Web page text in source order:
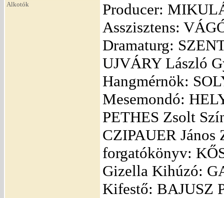
Alkotók
Producer:
Asszisztens:
Dramaturg:
UJVÁRY László
Hangmérnök:
Mesemondó:
PETHES Zsolt
CZIPAUER János
forgatókönyv:
Gizella Kihúzó:
Kifestő: BAJUSZ